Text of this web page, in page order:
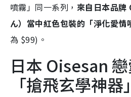
噴霧」同一系列， 來自日本品牌
ん）當中紅色包裝的「淨化愛情
為 $99)。
日本 Oisesan
「搶飛玄學神器」